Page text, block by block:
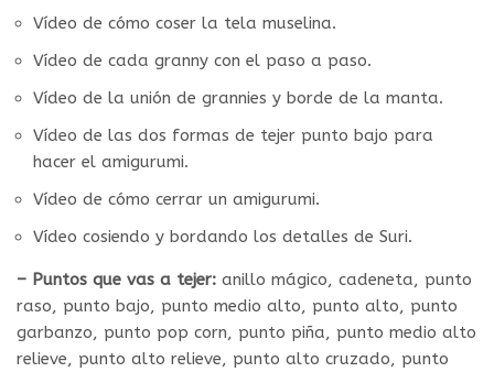
Vídeo de cómo coser la tela muselina.
Vídeo de cada granny con el paso a paso.
Vídeo de la unión de grannies y borde de la manta.
Vídeo de las dos formas de tejer punto bajo para
hacer el amigurumi.
Vídeo de cómo cerrar un amigurumi.
Vídeo cosiendo y bordando los detalles de Suri.
– Puntos que vas a tejer: anillo mágico, cadeneta, punto
raso, punto bajo, punto medio alto, punto alto, punto
garbanzo, punto pop corn, punto piña, punto medio alto
relieve, punto alto relieve, punto alto cruzado, punto